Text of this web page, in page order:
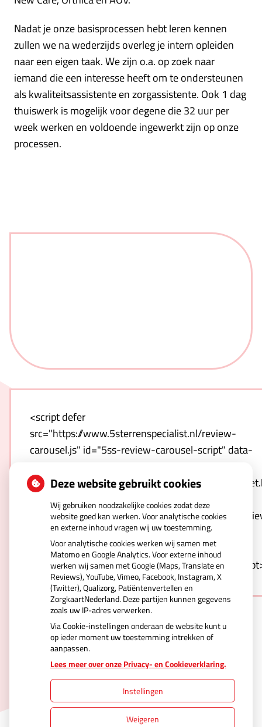
Nadat je onze basisprocessen hebt leren kennen
zullen we na wederzijds overleg je intern opleiden
naar een eigen taak. We zijn o.a. op zoek naar
iemand die een interesse heeft om te ondersteunen
als kwaliteitsassistente en zorgassistente. Ook 1 dag
thuiswerk is mogelijk voor degene die 32 uur per
week werken en voldoende ingewerkt zijn op onze
processen.
<script defer
src="https://www.5sterrenspecialist.nl/review-
carousel.js" id="5ss-review-carousel-script" data-
template="https://www.5sterrenspecialist.nl/
hash=qnwZULNO1T-
carousel&webshop-or-
regular=regular&orientation=portrait&logo-
color=blue&background=white&border=1"></
Uw Zorg Online|Beheer
|Cookie-instellingen
Deze website gebruikt cookies
Wij gebruiken noodzakelijke cookies zodat deze
website goed kan werken. Voor analytische cookies
en externe inhoud vragen wij uw toestemming.
Voor analytische cookies werken wij samen met
Matomo en Google Analytics. Voor externe inhoud
werken wij samen met Google (Maps, Translate en
Reviews), YouTube, Vimeo, Facebook, Instagram, X
(Twitter), Qualizorg, Patiëntenvertellen en
ZorgkaartNederland. Deze partijen kunnen gegevens
zoals uw IP-adres verwerken.
Via Cookie-instellingen onderaan de website kunt u
op ieder moment uw toestemming intrekken of
aanpassen.
Lees meer over onze Privacy- en Cookieverklaring.
Instellingen
Weigeren